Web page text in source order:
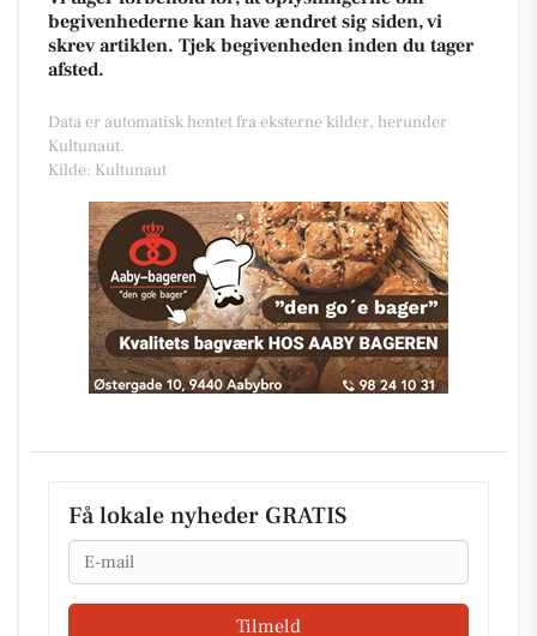
begivenhederne kan have ændret sig siden, vi
skrev artiklen. Tjek begivenheden inden du tager
afsted.
Data er automatisk hentet fra eksterne kilder, herunder
Kultunaut.
Kilde: Kultunaut
Få lokale nyheder GRATIS
Email
Tilmeld